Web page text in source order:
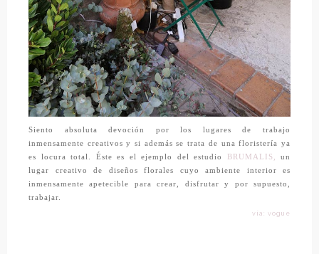
Siento absoluta devoción por los lugares de trabajo
inmensamente creativos y si además se trata de una floristería ya
es locura total. Éste es el ejemplo del estudio
BRUMALIS,
un
lugar creativo de diseños florales cuyo ambiente interior es
inmensamente apetecible para crear, disfrutar y por supuesto,
trabajar.
vía: vogue